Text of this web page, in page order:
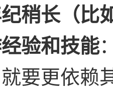
稍长（比
验和技能
要更依赖